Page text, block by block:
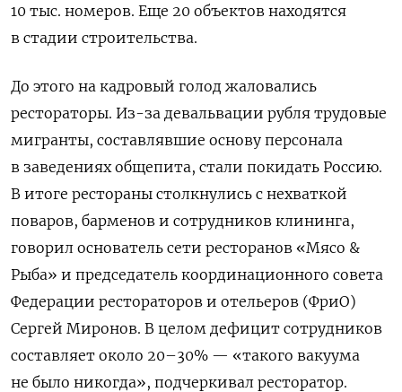
10 тыс. номеров. Еще 20 объектов находятся
в стадии строительства.
До этого на кадровый голод жаловались
рестораторы. Из-за девальвации рубля трудовые
мигранты, составлявшие основу персонала
в заведениях общепита, стали покидать Россию.
В итоге рестораны столкнулись с нехваткой
поваров, барменов и сотрудников клининга,
говорил основатель сети ресторанов «Мясо &
Рыба» и председатель координационного совета
Федерации рестораторов и отельеров (ФриО)
Сергей Миронов. В целом дефицит сотрудников
составляет около 20–30% — «такого вакуума
не было никогда», подчеркивал ресторатор.